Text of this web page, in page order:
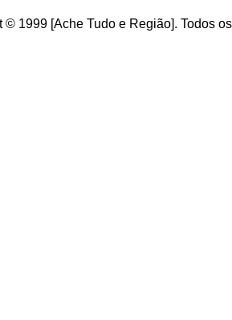
© 1999 [Ache Tudo e Região]. Todos